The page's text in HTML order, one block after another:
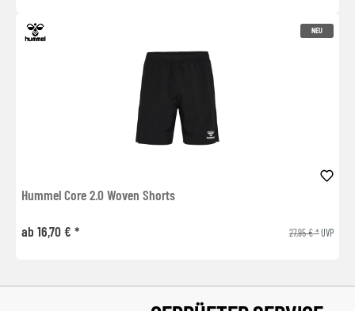
NEU
Hummel Core 2.0 Woven Shorts
ab 16,70 € * 27,95 € *UVP